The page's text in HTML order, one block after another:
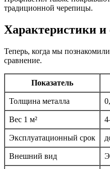
традиционной черепицы.
Характеристики
Теперь, когда мы
сравнение.
Показатель
Толщина металла
Вес 1 м²
Эксплуатационный срок
Внешний вид